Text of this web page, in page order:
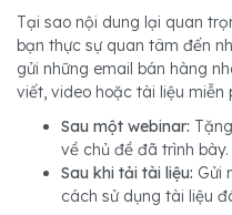
Tại sao nội dung lại quan
bạn thực sự quan tâm đến
gửi những email bán hàng
viết, video hoặc tài liệu miễn
Sau một webinar:
về chủ đề đã trình bày.
Sau khi tải tài liệu: Gửi
cách sử dụng tài liệu